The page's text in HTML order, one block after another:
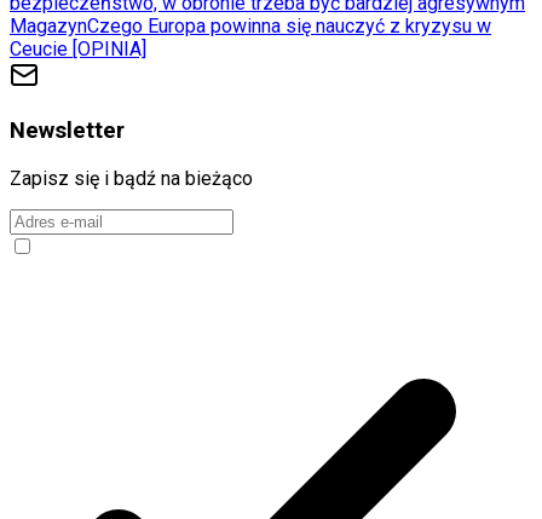
MagazynCzego Europa powinna się nauczyć z kryzysu w
Ceucie [OPINIA]
Newsletter
Zapisz się i bądź na bieżąco